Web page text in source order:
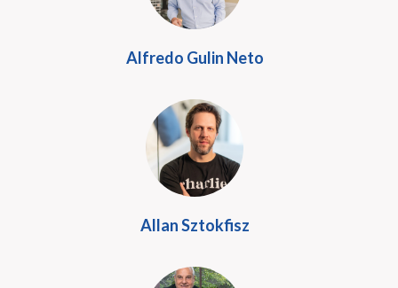
Alfredo Gulin Neto
Allan Sztokfisz